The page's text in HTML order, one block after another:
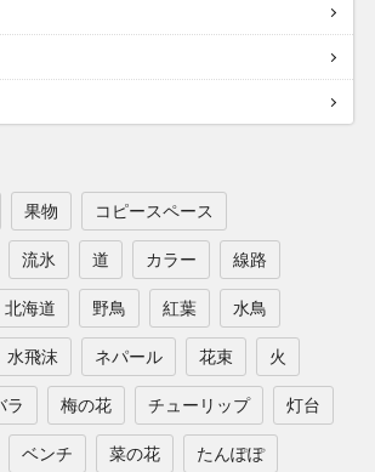
果物 コピースペース
流氷 道 カラー 線路
北海道 野鳥 紅葉 水鳥
水飛沫 ネパール 花束 火
ラ 梅の花 チューリップ 灯台
ベンチ 菜の花 たんぽぽ